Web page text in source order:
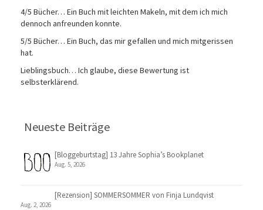
4/5 Bücher… Ein Buch mit leichten Makeln, mit dem ich mich
dennoch anfreunden konnte.
5/5 Bücher… Ein Buch, das mir gefallen und mich mitgerissen
hat.
Lieblingsbuch… Ich glaube, diese Bewertung ist
selbsterklärend.
Neueste Beiträge
[Bloggeburtstag] 13 Jahre Sophia’s Bookplanet
Aug. 5, 2026
[Rezension] SOMMERSOMMER von Finja Lundqvist
Aug. 2, 2026